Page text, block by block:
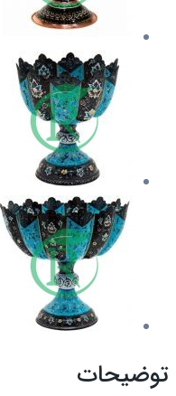
توضیحات